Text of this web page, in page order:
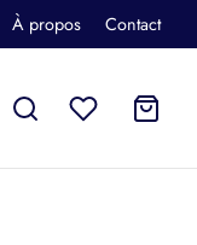
À propos Contact